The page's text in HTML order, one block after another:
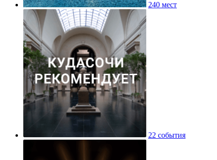
240 мест
22 события